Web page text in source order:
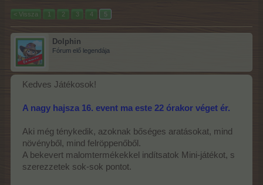
< Vissza 1 2 3 4 5
Dolphin
Fórum elő legendája
Kedves Játékosok!
A nagy hajsza 16. event ma este 22 órakor véget ér.
Aki még ténykedik, azoknak bőséges aratásokat, mind
növényből, mind felröppenőből.
A bekevert malomtermékekkel indítsatok Mini-játékot, s
szerezzetek sok-sok pontot.